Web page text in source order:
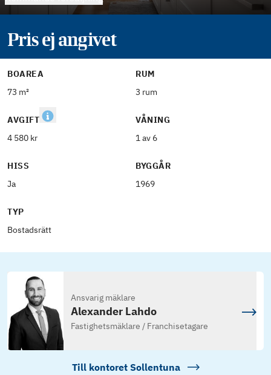
Pris ej angivet
BOAREA
73 m²
RUM
3 rum
AVGIFT
4 580 kr
VÅNING
1 av 6
HISS
Ja
BYGGÅR
1969
TYP
Bostadsrätt
Ansvarig mäklare
Alexander Lahdo
Fastighetsmäklare / Franchisetagare
Till kontoret Sollentuna